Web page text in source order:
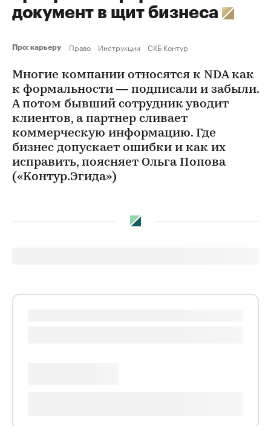
документ в щит бизнеса
Про: карьеру Право Инструкции СКБ Контур
Многие компании относятся к NDA как
к формальности — подписали и забыли.
А потом бывший сотрудник уводит
клиентов, а партнер сливает
коммерческую информацию. Где
бизнес допускает ошибки и как их
исправить, поясняет Ольга Попова
(«Kонтур.Эгида»)